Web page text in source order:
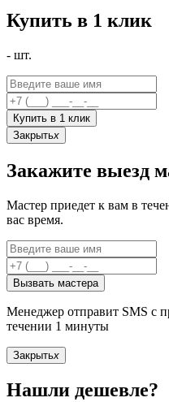
Купить в 1 клик
- шт.
Купить в 1 клик
Закрытьx
Закажите выезд
Мастер приедет к вам в
вас время.
Вызвать мастера
Менеджер отправит SMS с
течении 1 минуты
Закрытьx
Нашли дешевле?